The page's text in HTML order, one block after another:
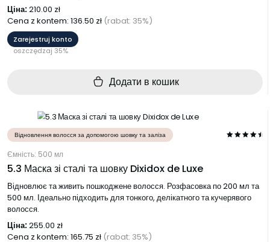
Ціна:210.00 zł
Cena z kontem: 136.50 zł (rabat: 35%)
Zarejestruj konto
oszczędzaj 35%
Додати в кошик
Відновлення волосся за допомогою шовку та заліза
Ємність: 500 мл
5.3 Маска зі сталі та шовку Dixidox de Luxe
Відновлює та живить пошкоджене волосся. Розфасовка по 200 мл та
500 мл. Ідеально підходить для тонкого, делікатного та кучерявого
волосся.
Ціна:255.00 zł
Cena z kontem: 165.75 zł (rabat: 35%)